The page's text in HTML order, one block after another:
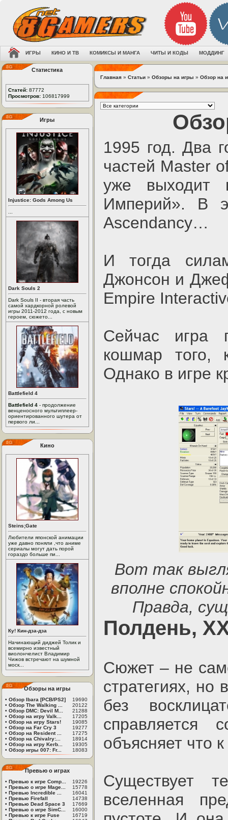
ИГРЫ КИНО И ТВ КОМИКСЫ И МАНГА ЧИТЫ И КОДЫ МОДДИНГ
Статистика
Статей: 87772
Просмотров: 106817999
Игры
Injustice: Gods Among Us
Dark Souls 2
Dark Souls II - вторая часть
самой хардкорной ролевой
игры 2011-2012 года, с новым
героем, сюжето...
Battlefield 4
Battlefield 4 - продолжение
венценосного мультиплеер-
ориентированного шутера от
первого ли...
Кино
Steins;Gate
Любители японской анимации
уже давно поняли ,что аниме
сериалы могут дать порой
гораздо больше пи...
Ку! Кин-дза-дза
Начинающий диджей Толик и
всемирно известный
виолончелист Владимир
Чижов встречают на шумной
моск...
Обзоры на игры
• Обзор Ibara [PCB/PS2]
19690
• Обзор The Walking ...
20122
• Обзор DMC: Devil M...
21288
• Обзор на игру Valk...
17205
• Обзор на игру Stars!
19085
• Обзор на Far Cry 3
19277
• Обзор на Resident ...
17275
• Обзор на Chivalry:...
18914
• Обзор на игру Kerb...
19305
• Обзор игры 007: Fr... 18083
Превью о играх
• Превью к игре Comp...
19226
• Превью о игре Mage...
15778
• Превью Incredible ...
16041
• Превью Firefall
14738
• Превью Dead Space 3
17669
• Превью о игре SimC...
16000
• Превью к игре Fuse
16719
Главная » Статьи » Обзоры на игры » Обзор на
1995 год. Два
частей Master
уже выходит
Империй». В
Ascendancy…
И тогда
Джонсон и
Empire
Сейчас игра
кошмар того,
Однако в игре
Вот так
вполне
Правда,
Полдень,
Сюжет – не
стратегиях, но
без
справляется
объясняет что
Существует
вселенная